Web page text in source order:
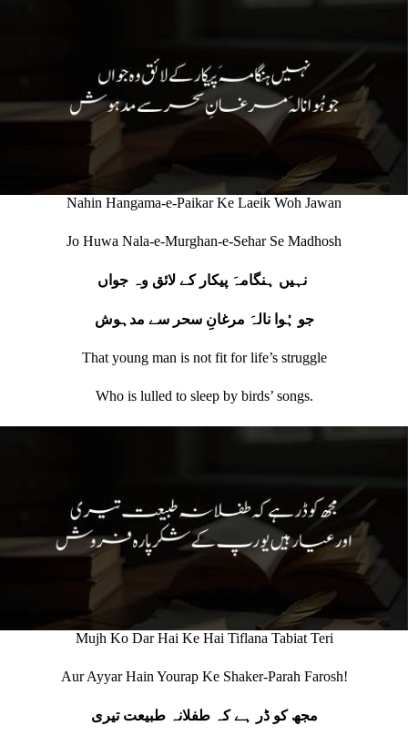
Nahin Hangama-e-Paikar Ke Laeik Woh Jawan
Jo Huwa Nala-e-Murghan-e-Sehar Se Madhosh
جو ہُوا نالہَ مرغانِ سحر سے مدہوش
That young man is not fit for life’s struggle
Who is lulled to sleep by birds’ songs.
Mujh Ko Dar Hai Ke Hai Tiflana Tabiat Teri
Aur Ayyar Hain Yourap Ke Shaker-Parah Farosh!
مجھ کو ڈر ہے کہ طفلانہ طبیعت تیری